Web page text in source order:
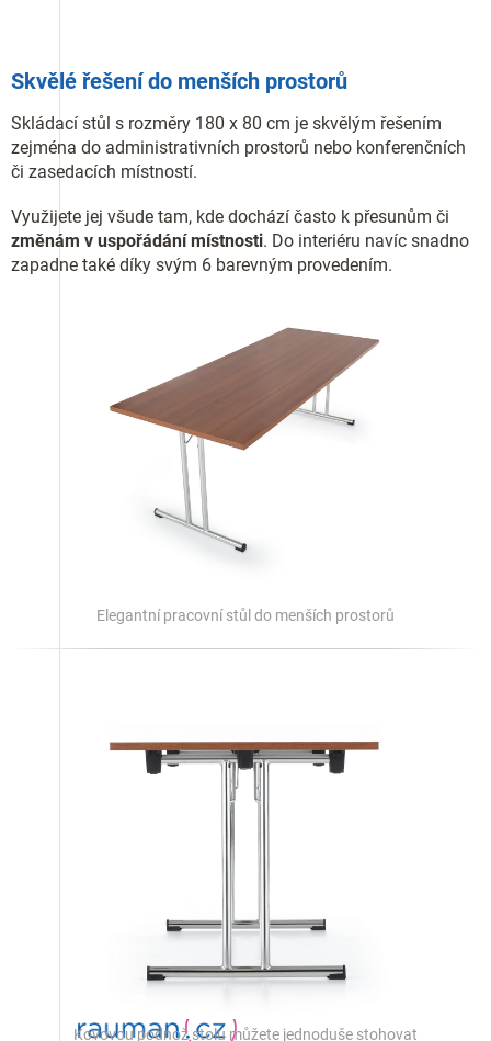
Skvělé řešení do menších prostorů
Skládací stůl s rozměry 180 x 80 cm je skvělým řešením
zejména do administrativních prostorů nebo konferenčních
či zasedacích místností.
Využijete jej všude tam, kde dochází často k přesunům či
změnám v uspořádání místnosti. Do interiéru navíc snadno
zapadne také díky svým 6 barevným provedením.
Elegantní pracovní stůl do menších prostorů
Kovovou podnož stolu můžete jednoduše stohovat